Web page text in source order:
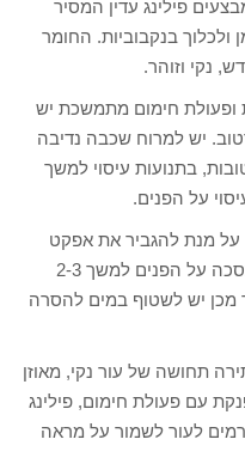
פילינג עדין המסיר
בנקבוביות. החומר
נקי וזוהר.
ופעולת חימום מתמשכת יש
יש למרוח שכבה נדיבה
בתנועות עיסוי למשך
על הפנים.
על מנת להגביר את אפקט
החימום על העור. יש להשאיר את המסכה על הפנים למשך 2-3
מכן יש לשטוף במים להסרה
תחושה של עור נקי, מאוזן
עם פעולת חימום, פילינג
לעור לשמור על מראה